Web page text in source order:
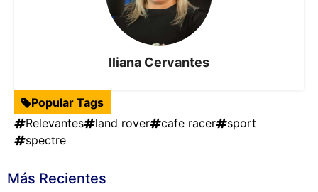
Iliana Cervantes
Popular Tags
Relevantes
land rover cafe racer
sport
spectre
Más Recientes